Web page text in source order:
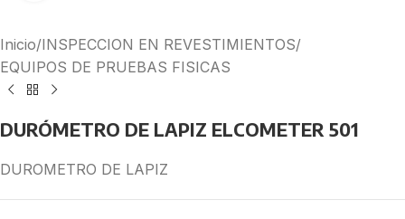
Inicio/INSPECCION EN REVESTIMIENTOS/
EQUIPOS DE PRUEBAS FISICAS
DURÓMETRO DE LAPIZ ELCOMETER 501
DUROMETRO DE LAPIZ